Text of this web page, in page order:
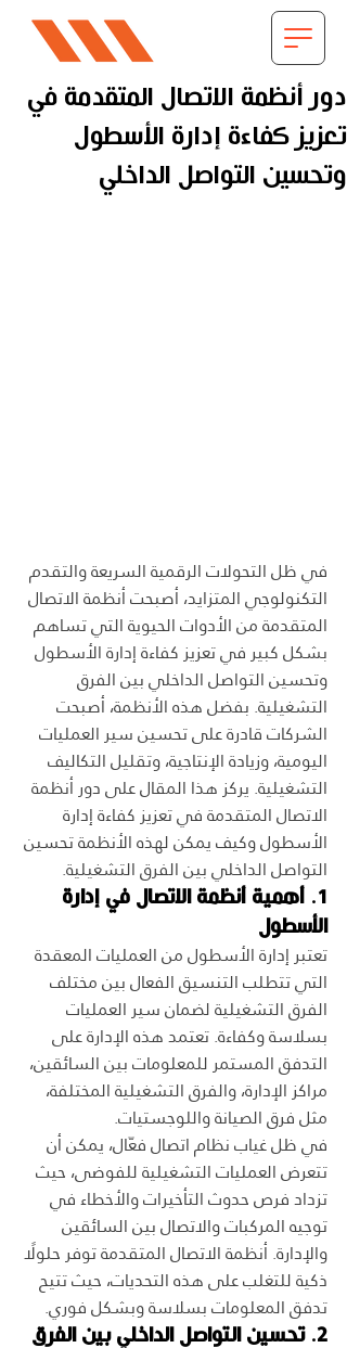
دور أنظمة الاتصال المتقدمة في
تعزيز كفاءة إدارة الأسطول
وتحسين التواصل الداخلي
في ظل التحولات الرقمية السريعة والتقدم
التكنولوجي المتزايد، أصبحت أنظمة الاتصال
المتقدمة من الأدوات الحيوية التي تساهم
بشكل كبير في تعزيز كفاءة إدارة الأسطول
وتحسين التواصل الداخلي بين الفرق
التشغيلية. بفضل هذه الأنظمة، أصبحت
الشركات قادرة على تحسين سير العمليات
اليومية، وزيادة الإنتاجية، وتقليل التكاليف
التشغيلية. يركز هذا المقال على دور أنظمة
الاتصال المتقدمة في تعزيز كفاءة إدارة
الأسطول وكيف يمكن لهذه الأنظمة تحسين
التواصل الداخلي بين الفرق التشغيلية.
1. أهمية أنظمة الاتصال في إدارة
الأسطول
تعتبر إدارة الأسطول من العمليات المعقدة
التي تتطلب التنسيق الفعال بين مختلف
الفرق التشغيلية لضمان سير العمليات
بسلاسة وكفاءة. تعتمد هذه الإدارة على
التدفق المستمر للمعلومات بين السائقين،
مراكز الإدارة، والفرق التشغيلية المختلفة،
مثل فرق الصيانة واللوجستيات.
في ظل غياب نظام اتصال فعّال، يمكن أن
تتعرض العمليات التشغيلية للفوضى، حيث
تزداد فرص حدوث التأخيرات والأخطاء في
توجيه المركبات والاتصال بين السائقين
والإدارة. أنظمة الاتصال المتقدمة توفر حلولًا
ذكية للتغلب على هذه التحديات، حيث تتيح
تدفق المعلومات بسلاسة وبشكل فوري.
2. تحسين التواصل الداخلي بين الفرق